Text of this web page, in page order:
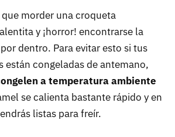
morder una croqueta
y ¡horror! encontrarse la
dentro. Para evitar esto si tus
están congeladas de antemano,
a temperatura ambiente
se calienta bastante rápido y en
listas para freír.